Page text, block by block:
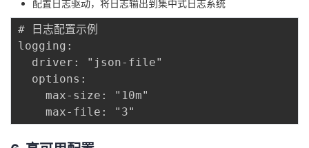
配置日志驱动，将日志输出到集中式日志系统
# 日志配置示例
logging:
  driver: "json-file"
  options:
    max-size: "10m"